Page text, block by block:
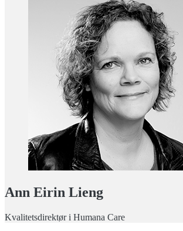
Ann Eirin Lieng
Kvalitetsdirektør i Humana Care